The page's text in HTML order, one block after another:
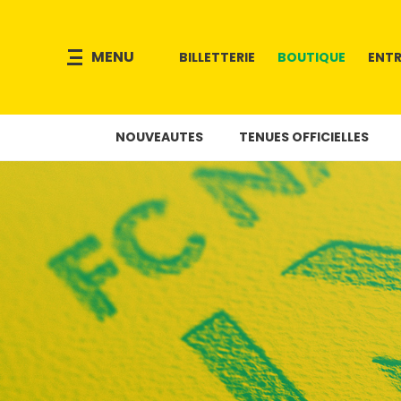
MENU BILLETTERIE BOUTIQUE
NOUVEAUTES TENUES OFFICIELLES